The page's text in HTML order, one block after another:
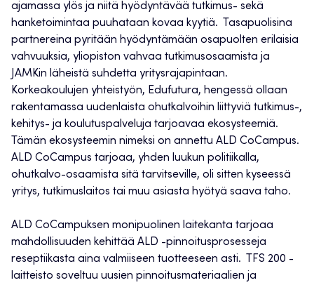
ajamassa ylös ja niitä hyödyntävää tutkimus- sekä
hanketoimintaa puuhataan kovaa kyytiä. Tasapuolisina
partnereina pyritään hyödyntämään osapuolten erilaisia
vahvuuksia, yliopiston vahvaa tutkimusosaamista ja
JAMKin läheistä suhdetta yritysrajapintaan.
Korkeakoulujen yhteistyön, Edufutura, hengessä ollaan
rakentamassa uudenlaista ohutkalvoihin liittyviä tutkimus-,
kehitys- ja koulutuspalveluja tarjoavaa ekosysteemiä.
Tämän ekosysteemin nimeksi on annettu ALD CoCampus.
ALD CoCampus tarjoaa, yhden luukun politiikalla,
ohutkalvo-osaamista sitä tarvitseville, oli sitten kyseessä
yritys, tutkimuslaitos tai muu asiasta hyötyä saava taho.
ALD CoCampuksen monipuolinen laitekanta tarjoaa
mahdollisuuden kehittää ALD -pinnoitusprosesseja
reseptiikasta aina valmiiseen tuotteeseen asti. TFS 200 -
laitteisto soveltuu uusien pinnoitusmateriaalien ja